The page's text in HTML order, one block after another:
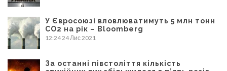
У Євросоюзі вловлюватимуть 5 млн тонн
CO2 на рік – Bloomberg
12:2424 Лис 2021
За останні півстоліття кількість